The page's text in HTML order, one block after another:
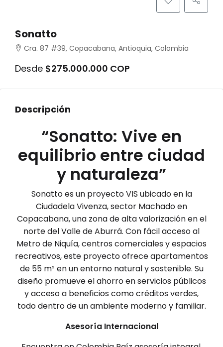
Sonatto
Cra. 87 #39, Copacabana, Antioquia, Colombia
Desde $275.000.000 COP
Descripción
“Sonatto: Vive en
equilibrio entre ciudad
y naturaleza”
Sonatto es un proyecto VIS ubicado en la
Ciudadela Vivenza, sector Machado en
Copacabana, una zona de alta valorización en el
norte del Valle de Aburrá. Con fácil acceso al
Metro de Niquía, centros comerciales y espacios
recreativos, este proyecto ofrece apartamentos
de 55 m² en un entorno natural y sostenible. Su
diseño promueve el ahorro en servicios públicos
y acceso a beneficios como créditos verdes,
todo dentro de un ambiente moderno y familiar.
Asesoría Internacional